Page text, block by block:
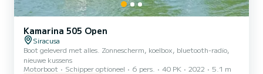
Kamarina 505 Open
Siracusa
Boot geleverd met alles. Zonnescherm, koelbox, bluetooth-radio,
nieuwe kussens
Motorboot
Schipper optioneel 6 pers. 40 PK 2022
5.1 m